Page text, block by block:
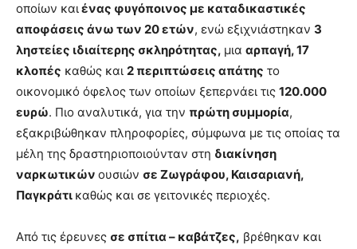
οποίων καιένας φυγόποινος με καταδικαστικές
αποφάσεις άνω των 20 ετών, ενώ εξιχνιάστηκαν 3
ληστείες ιδιαίτερης σκληρότητας, μια αρπαγή, 17
κλοπές καθώς και 2 περιπτώσεις απάτης το
οικονομικό όφελος των οποίων ξεπερνάει τις 120.000
ευρώ. Πιο αναλυτικά, για την πρώτη συμμορία,
εξακριβώθηκαν πληροφορίες, σύμφωνα με τις οποίας τα
μέλη της δραστηριοποιούνταν στη διακίνηση
ναρκωτικών ουσιών σε Ζωγράφου, Καισαριανή,
Παγκράτι καθώς και σε γειτονικές περιοχές.
Από τις έρευνες σε σπίτια – καβάτζες, βρέθηκαν και